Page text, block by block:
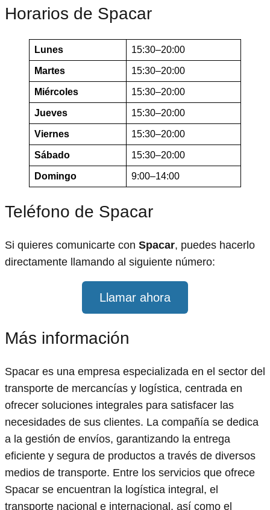
Horarios de Spacar
Lunes 15:30–20:00
Martes 15:30–20:00
Miércoles 15:30–20:00
Jueves 15:30–20:00
Viernes 15:30–20:00
Sábado 15:30–20:00
Domingo 9:00–14:00
Teléfono de Spacar
Si quieres comunicarte con Spacar, puedes hacerlo
directamente llamando al siguiente número:
Llamar ahora
Más información
Spacar es una empresa especializada en el sector del
transporte de mercancías y logística, centrada en
ofrecer soluciones integrales para satisfacer las
necesidades de sus clientes. La compañía se dedica
a la gestión de envíos, garantizando la entrega
eficiente y segura de productos a través de diversos
medios de transporte. Entre los servicios que ofrece
Spacar se encuentran la logística integral, el
transporte nacional e internacional, así como el